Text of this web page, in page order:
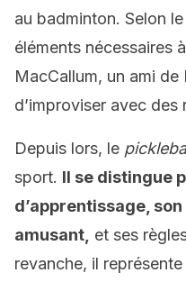
au badminton. Selon
éléments nécessaires
MacCallum, un ami
d’improviser avec
Depuis lors, le
sport. Il se distingue
d’apprentissage,
amusant, et ses
revanche, il